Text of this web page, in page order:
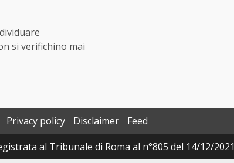
si verifichino mai
Privacy policy Disclaimer
Feed
al Tribunale di Roma al n°805 del 14/12/2021